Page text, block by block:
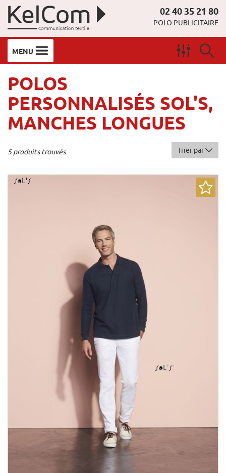
02 40 35 21 80
POLO PUBLICITAIRE
MENU
POLOS
PERSONNALISÉS SOL'S,
MANCHES LONGUES
5 produits trouvés Trier par